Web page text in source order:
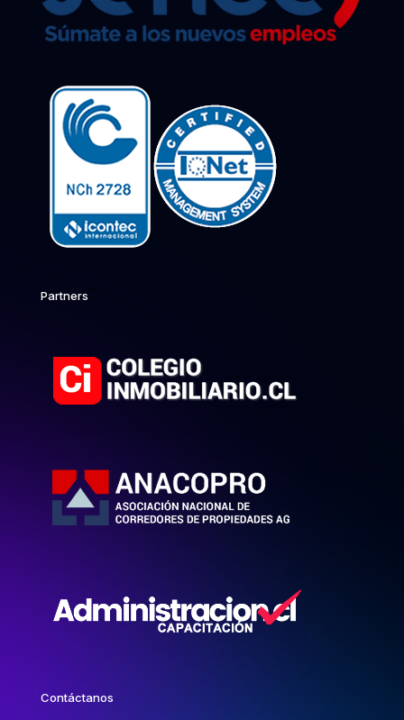
Partners
Contáctanos